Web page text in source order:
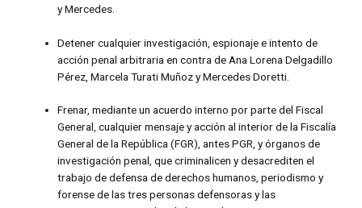
y Mercedes.
Detener cualquier investigación, espionaje e intento de
acción penal arbitraria en contra de Ana Lorena Delgadillo
Pérez, Marcela Turati Muñoz y Mercedes Doretti.
Frenar, mediante un acuerdo interno por parte del Fiscal
General, cualquier mensaje y acción al interior de la Fiscalía
General de la República (FGR), antes PGR, y órganos de
investigación penal, que criminalicen y desacrediten el
trabajo de defensa de derechos humanos, periodismo y
forense de las tres personas defensoras y las